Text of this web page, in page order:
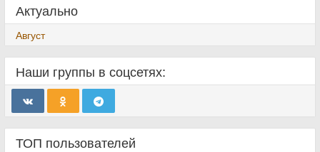
Актуально
Август
Наши группы в соцсетях:
ТОП пользователей